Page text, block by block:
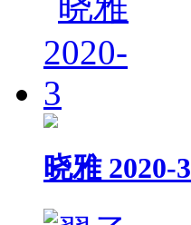
晓雅 2020-3